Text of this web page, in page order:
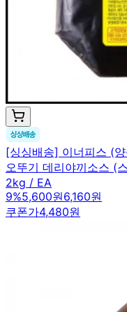
[싱싱배송] 이너피스 (
오뚜기 데리야끼소스 (
2kg / EA
9%5,600원6,160원
쿠폰가4,480원